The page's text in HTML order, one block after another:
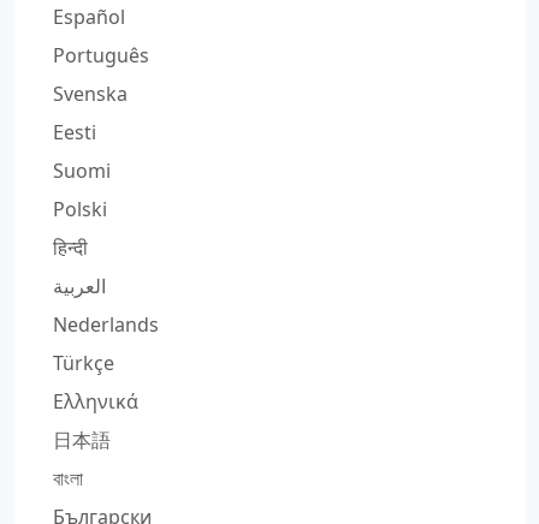
Español
Português
Svenska
Eesti
Suomi
Polski
हिन्दी
العربية
Nederlands
Türkçe
Ελληνικά
日本語
বাংলা
Български